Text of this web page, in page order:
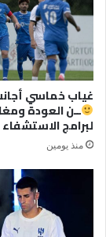
غياب خماسي
ــن العودة
لبرامج
منذ يومين